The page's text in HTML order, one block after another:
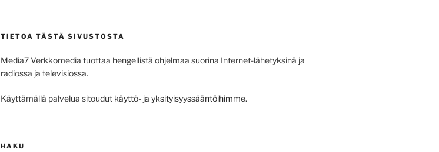
TIETOA TÄSTÄ SIVUSTOSTA
Media7 Verkkomedia tuottaa hengellistä ohjelmaa suorina Internet-lähetyksinä ja
radiossa ja televisiossa.
Käyttämällä palvelua sitoudut käyttö- ja yksityisyyssääntöihimme.
HAKU